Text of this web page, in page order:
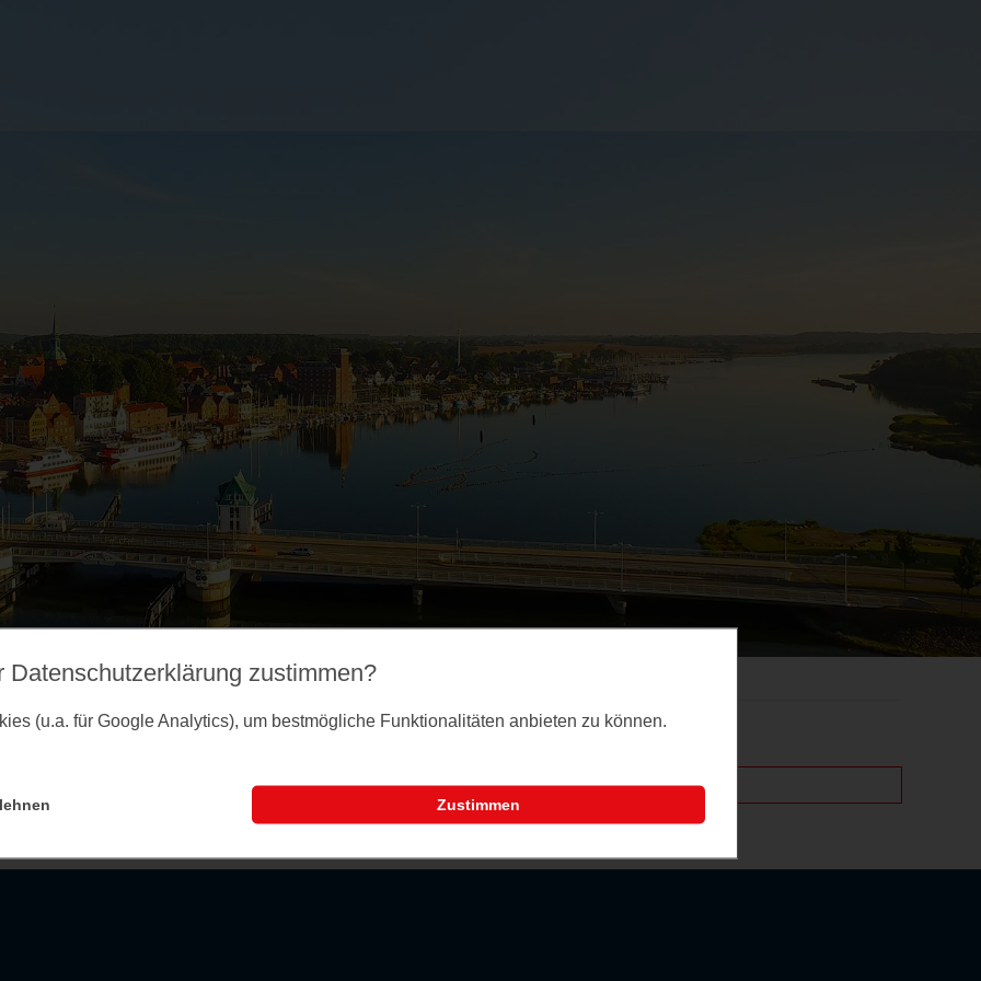
Datenschutz­erklärung zustimmen?
(u.a. für Google Analytics), um bestmögliche Funktionalitäten anbieten zu können.
Zustimmen